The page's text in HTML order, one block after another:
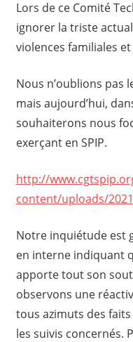
Lors de ce Comité
ignorer la triste
violences familiales
Nous n’oublions pas
mais aujourd’hui,
souhaiterons nous
exerçant en SPIP.
http://
content/uploads/
Notre inquiétude est
en interne indiquant
apporte tout son
observons une
tous azimuts des faits
les suivis concernés.